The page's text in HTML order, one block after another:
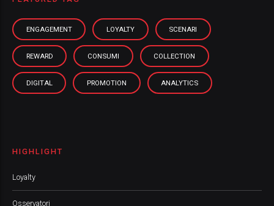
ENGAGEMENT LOYALTY SCENARI
REWARD CONSUMI COLLECTION
DIGITAL PROMOTION ANALYTICS
HIGHLIGHT
Loyalty
Osservatori